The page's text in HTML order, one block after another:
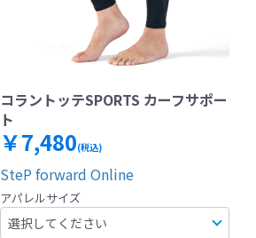
コラントッテSPORTS カーフサポー
ト
￥7,480(税込)
SteP forward Online
アパレルサイズ